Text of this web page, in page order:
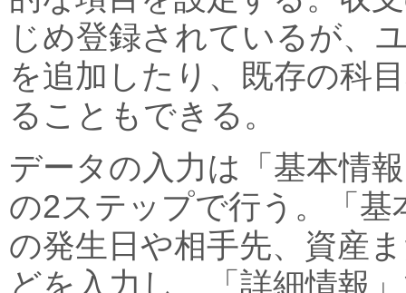
じめ登録されているが、
を追加したり、既存の科
ることもできる。
データの入力は「基本情
の2ステップで行う。「基
の発生日や相手先、資産
どを入力し、「詳細情報